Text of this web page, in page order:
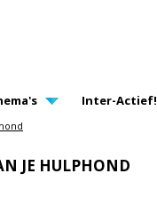
Inter-Actief!
JE HULPHOND